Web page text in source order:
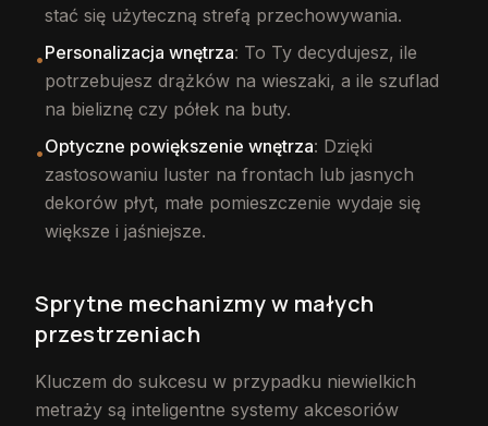
stać się użyteczną strefą przechowywania.
•Personalizacja wnętrza: To Ty decydujesz, ile
potrzebujesz drążków na wieszaki, a ile szuflad
na bieliznę czy półek na buty.
•Optyczne powiększenie wnętrza: Dzięki
zastosowaniu luster na frontach lub jasnych
dekorów płyt, małe pomieszczenie wydaje się
większe i jaśniejsze.
Sprytne mechanizmy w małych
przestrzeniach
Kluczem do sukcesu w przypadku niewielkich
metraży są inteligentne systemy akcesoriów